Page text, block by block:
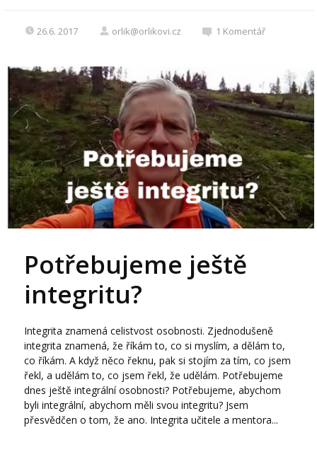
26.6. 2017 orlik@orlikovi.cz 1 Komentář
Potřebujeme ještě
integritu?
Integrita znamená celistvost osobnosti. Zjednodušeně
integrita znamená, že říkám to, co si myslím, a dělám to,
co říkám. A když něco řeknu, pak si stojím za tím, co jsem
řekl, a udělám to, co jsem řekl, že udělám. Potřebujeme
dnes ještě integrální osobnosti? Potřebujeme, abychom
byli integrální, abychom měli svou integritu? Jsem
přesvědčen o tom, že ano. Integrita učitele a mentora...